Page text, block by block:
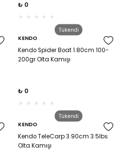
₺ 0
Tükendi
KENDO
Kendo Spider Boat 1.80cm 100-
200gr Olta Kamışı
₺ 0
Tükendi
KENDO
Kendo TeleCarp 3.90cm 3.5lbs
Olta Kamışı